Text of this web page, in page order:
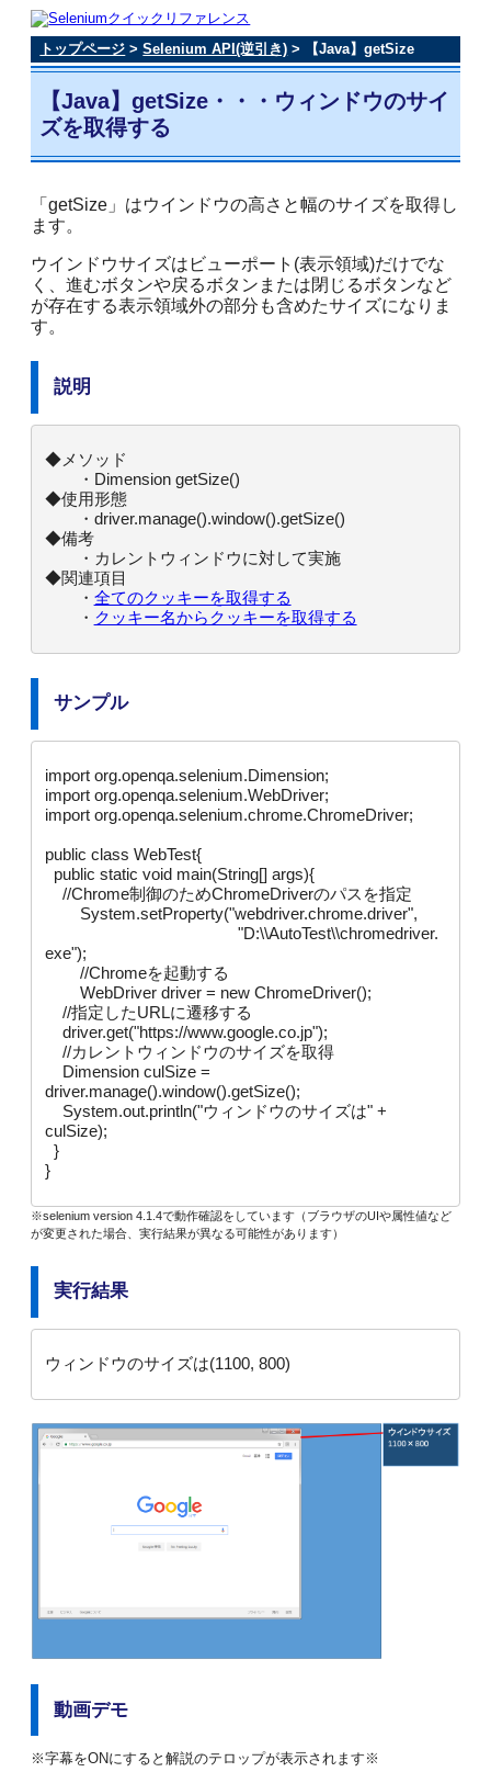
トップページ >Selenium API(逆引き) > 【Java】getSize
【Java】getSize・・・ウィンドウのサイ
ズを取得する
「getSize」はウインドウの高さと幅のサイズを取得し
ます。
ウインドウサイズはビューポート(表示領域)だけでな
く、進むボタンや戻るボタンまたは閉じるボタンなど
が存在する表示領域外の部分も含めたサイズになりま
す。
説明
◆メソッド
・Dimension getSize()
◆使用形態
・driver.manage().window().getSize()
◆備考
・カレントウィンドウに対して実施
◆関連項目
・ 全てのクッキーを取得する
・ クッキー名からクッキーを取得する
サンプル
import org.openqa.selenium.Dimension;
import org.openqa.selenium.WebDriver;
import org.openqa.selenium.chrome.ChromeDriver;
public class WebTest{
exe");
driver.manage().window().getSize();
culSize);
}
※selenium version 4.1.4で動作確認をしています（ブラウザのUIや属性値など
が変更された場合、実行結果が異なる可能性があります）
実行結果
ウィンドウのサイズは(1100, 800)
動画デモ
※字幕をONにすると解説のテロップが表示されます※